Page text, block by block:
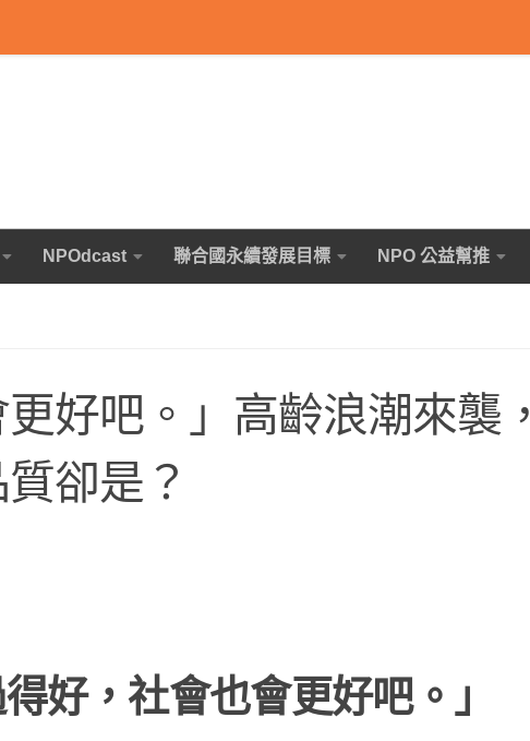
NPOdcast 聯合國永續發展目標 NPO 公益幫推
好吧。」高齡浪潮來襲，
卻是？
好，社會也會更好吧。」